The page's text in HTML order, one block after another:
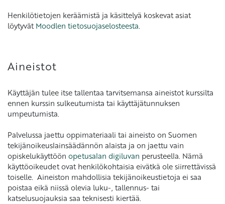
Henkilötietojen keräämistä ja käsittelyä koskevat asiat
löytyvätMoodlen tietosuojaselosteesta.
Aineistot
Käyttäjän tulee itse tallentaa tarvitsemansa aineistot kurssilta
ennen kurssin sulkeutumista tai käyttäjätunnuksen
umpeutumista.
Palvelussa jaettu oppimateriaali tai aineisto on Suomen
tekijänoikeuslainsäädännön alaista ja on jaettu vain
opiskelukäyttöön opetusalan digiluvan perusteella. Nämä
käyttöoikeudet ovat henkilökohtaisia eivätkä ole siirrettävissä
toiselle. Aineiston mahdollisia tekijänoikeustietoja ei saa
poistaa eikä niissä olevia luku-, tallennus- tai
katselusuojauksia saa teknisesti kiertää.